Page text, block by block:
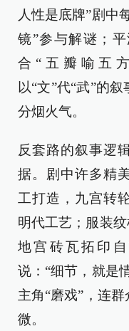
人性是底牌”剧中
镜”参与解谜；
合“五瓣喻五
以“文”代“武”的
分烟火气。
反套路的叙事逻
据。剧中许多精
工打造，九宫转
明代工艺；服装纹
地宫砖瓦拓印
说：“细节，就是
主角“磨戏”，连
微。